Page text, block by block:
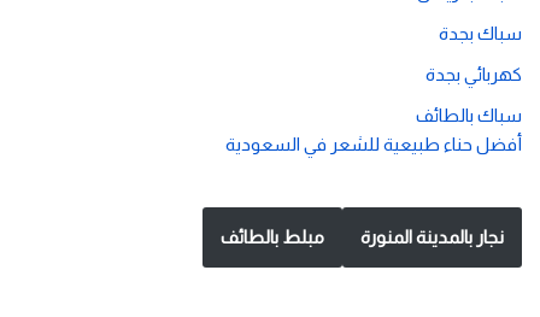
سباك بجدة
كهربائي بجدة
سباك بالطائف
أفضل حناء طبيعية للشعر في السعودية
نجار بالمدينة المنورة مبلط بالطائف